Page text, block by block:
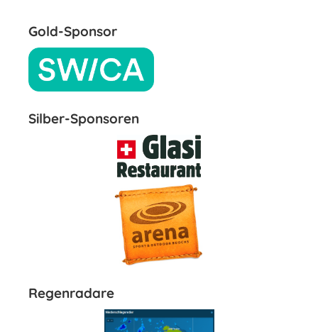
Gold-Sponsor
Silber-Sponsoren
Regenradare